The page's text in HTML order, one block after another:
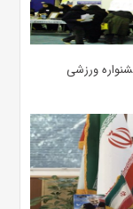
ورزشی